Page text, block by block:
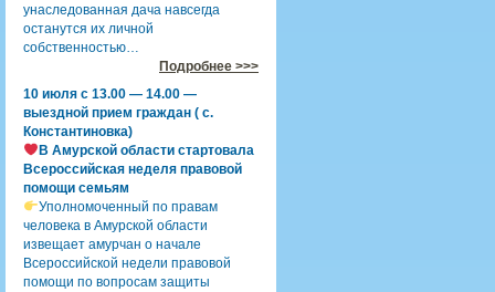
унаследованная дача навсегда
останутся их личной
собственностью…
Подробнее >>>
10 июля с 13.00 — 14.00 —
выездной прием граждан ( с.
Константиновка)
В Амурской области стартовала
Всероссийская неделя правовой
помощи семьям
Уполномоченный по правам
человека в Амурской области
извещает амурчан о начале
Всероссийской недели правовой
помощи по вопросам защиты